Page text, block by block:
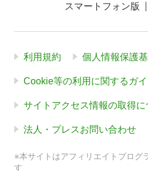
スマートフォン版
利用規約 個人情報保護
Cookie等の利用に関するガ
サイトアクセス情報の取得に
法人・プレスお問い合わせ
※本サイトはアフィリエイトプログ
す